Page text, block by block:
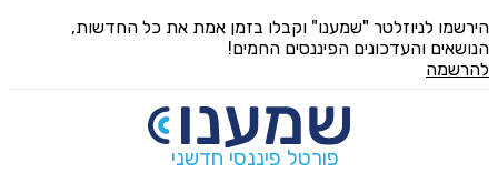
הירשמו לניוזלטר "שמענו" וקבלו בזמן אמת את כל החדשות,
הנושאים והעדכונים הפיננסים החמים!
להרשמה
פורטל פיננסי חדשני